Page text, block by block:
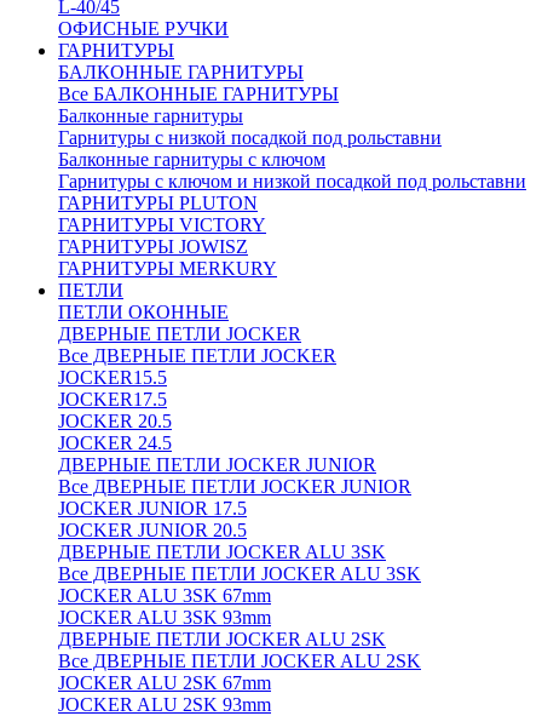
L-40/45
ОФИСНЫЕ РУЧКИ
ГАРНИТУРЫ
БАЛКОННЫЕ ГАРНИТУРЫ
Все БАЛКОННЫЕ ГАРНИТУРЫ
Балконные гарнитуры
Гарнитуры с низкой посадкой под рольставни
Балконные гарнитуры с ключом
Гарнитуры с ключом и низкой посадкой под рольставни
ГАРНИТУРЫ PLUTON
ГАРНИТУРЫ VICTORY
ГАРНИТУРЫ JOWISZ
ГАРНИТУРЫ MERKURY
ПЕТЛИ
ПЕТЛИ ОКОННЫЕ
ДВЕРНЫЕ ПЕТЛИ JOCKER
Все ДВЕРНЫЕ ПЕТЛИ JOCKER
JOCKER15.5
JOCKER17.5
JOCKER 20.5
JOCKER 24.5
ДВЕРНЫЕ ПЕТЛИ JOCKER JUNIOR
Все ДВЕРНЫЕ ПЕТЛИ JOCKER JUNIOR
JOCKER JUNIOR 17.5
JOCKER JUNIOR 20.5
ДВЕРНЫЕ ПЕТЛИ JOCKER ALU 3SK
Все ДВЕРНЫЕ ПЕТЛИ JOCKER ALU 3SK
JOCKER ALU 3SK 67mm
JOCKER ALU 3SK 93mm
ДВЕРНЫЕ ПЕТЛИ JOCKER ALU 2SK
Все ДВЕРНЫЕ ПЕТЛИ JOCKER ALU 2SK
JOCKER ALU 2SK 67mm
JOCKER ALU 2SK 93mm